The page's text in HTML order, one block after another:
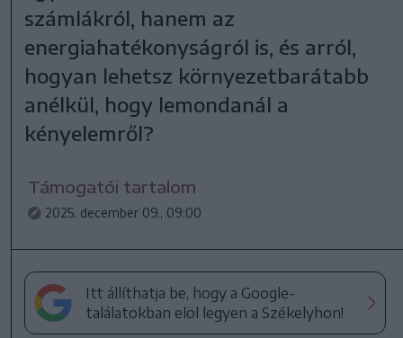
számlákról, hanem az
energiahatékonyságról is, és arról,
hogyan lehetsz környezetbarátabb
anélkül, hogy lemondanál a
kényelemről?
Támogatói tartalom
2025. december 09., 09:00
Itt állíthatja be, hogy a Google-
találatokban elöl legyen a Székelyhon!